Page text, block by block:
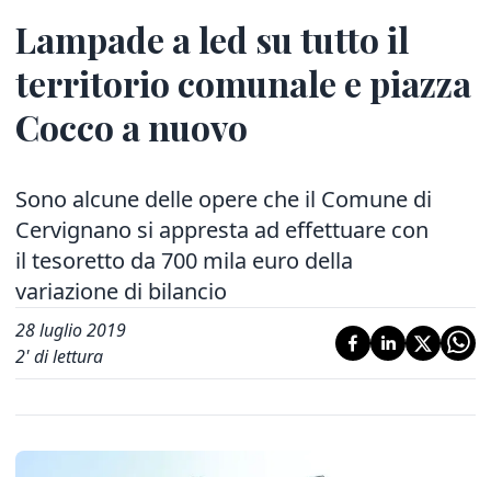
Lampade a led su tutto il
territorio comunale e piazza
Cocco a nuovo
Sono alcune delle opere che il Comune di
Cervignano si appresta ad effettuare con
il tesoretto da 700 mila euro della
variazione di bilancio
28 luglio 2019
2' di lettura